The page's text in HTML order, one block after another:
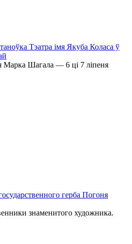
Тэатра імя Якуба Коласа ў
Марка Шагала — 6 ці 7 ліпеня
герба Погоня
знаменитого художника.